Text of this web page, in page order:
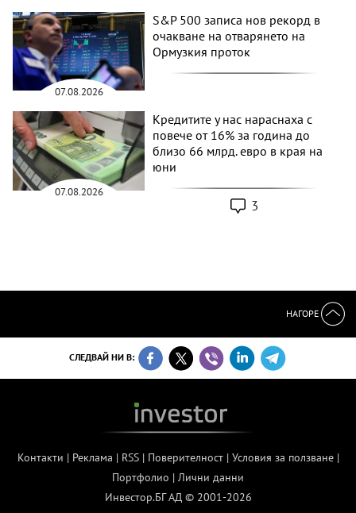
07.08.2026
S&P 500 записа нов рекорд в
очакване на отварянето на
Ормузкия проток
07.08.2026
Кредитите у нас нараснаха с
повече от 16% за година до
близо 66 млрд. евро в края на
юни
3
НАГОРЕ
СЛЕДВАЙ НИ В:
Контакти | Реклама | RSS| Поверителност| Условия за ползване|
Портфолио | Лични данни
Инвестор.БГ АД © 2001-2026